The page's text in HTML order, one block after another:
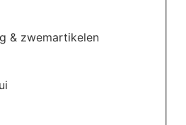
& zwemartikelen